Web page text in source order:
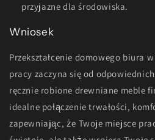
przyjazne dla środowiska.
Wniosek
Przekształcenie domowego biura
pracy zaczyna się od
ręcznie robione drewniane meble
idealne połączenie trwałości,
zapewniając, że Twoje miejsce